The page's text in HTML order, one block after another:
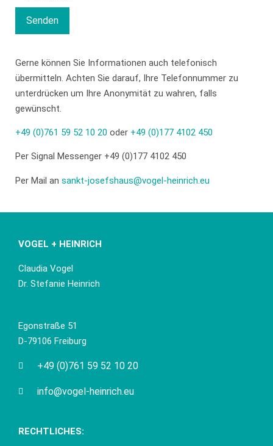
Gerne können Sie Informationen auch telefonisch
übermitteln. Achten Sie darauf, Ihre Telefonnummer zu
unterdrücken um Ihre Anonymität zu wahren, falls
gewünscht.
+49 (0)761 59 52 10 20 oder +49 (0)177 4102 450
Per Signal Messenger +49 (0)177 4102 450
Per Mail an sankt-josefshaus@vogel-heinrich.eu
VOGEL + HEINRICH
Claudia Vogel
Dr. Stefanie Heinrich
Egonstraße 51
D-79106 Freiburg
+49 (0)761 59 52 10 20
info@vogel-heinrich.eu
RECHTLICHES: